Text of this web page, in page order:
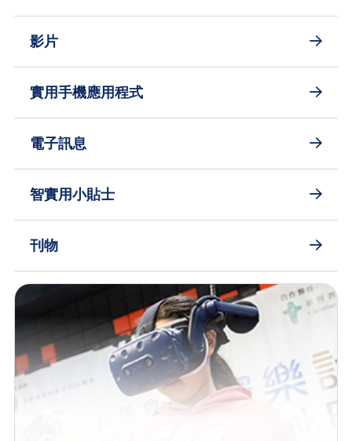
影片
實用手機應用程式
電子訊息
智實用小貼士
刊物